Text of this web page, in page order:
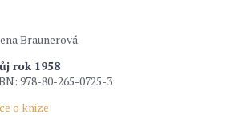
Braunerová
rok 1958
978-80-265-0725-3
o knize